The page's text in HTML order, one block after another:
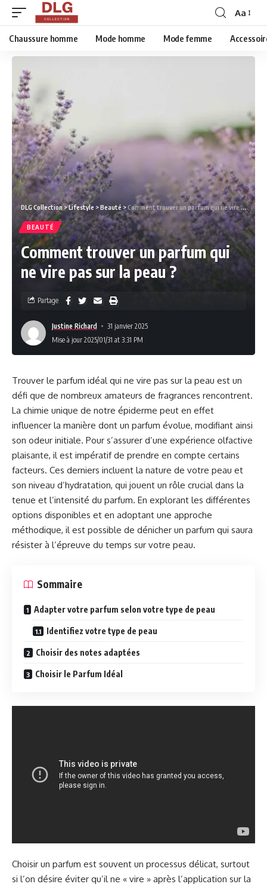
Aa
Chaussure homme Mode homme Mode femme
DLG Collection>Lifestyle >Beauté > Comment trouver un parfum qui ne vire pas sur la peau ?
BEAUTÉ
Comment trouver un parfum qui
ne vire pas sur la peau ?
Justine Richard
31 janvier 2025
Mise à jour 2025/01/31 at 3:31 PM
Partage
Trouver le parfum idéal qui ne vire pas sur la peau est un
défi que de nombreux amateurs de fragrances rencontrent.
La chimie unique de notre épiderme peut en effet
influencer la manière dont un parfum évolue, modifiant ainsi
son odeur initiale. Pour s’assurer d’une expérience olfactive
plaisante, il est impératif de prendre en compte certains
facteurs. Ces derniers incluent la nature de votre peau et
son niveau d’hydratation, qui jouent un rôle crucial dans la
tenue et l’intensité du parfum. En explorant les différentes
options disponibles et en adoptant une approche
méthodique, il est possible de dénicher un parfum qui saura
résister à l’épreuve du temps sur votre peau.
Sommaire
Adapter votre parfum selon votre type de peau
Identifiez votre type de peau
Choisir des notes adaptées
Choisir le Parfum Idéal
Choisir un parfum est souvent un processus délicat, surtout
si l’on désire éviter qu’il ne « vire » après l’application sur la